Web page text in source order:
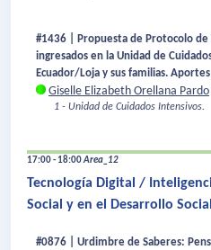
#1436 | Propuesta de Protocolo de
ingresados en la Unidad de
Ecuador/Loja y sus familias.
Giselle Elizabeth Orellana Pardo
1 - Unidad de Cuidados Intensivos.
17:00 - 18:00Area_12
Tecnología Digital /
Social y en el Desarrollo Social
#0876 | Urdimbre de Saberes: